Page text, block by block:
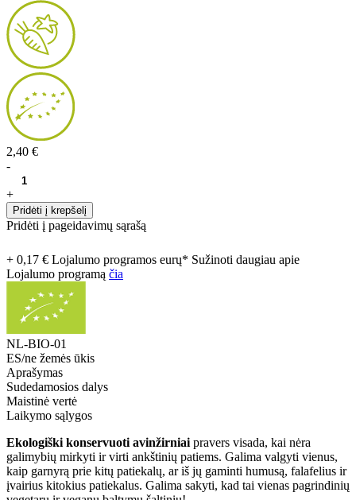
2,40 €
-
+
Pridėti į krepšelį
Pridėti į pageidavimų sąrašą
+ 0,17 € Lojalumo programos eurų* Sužinoti daugiau apie
Lojalumo programą čia
NL-BIO-01
ES/ne žemės ūkis
Aprašymas
Sudedamosios dalys
Maistinė vertė
Laikymo sąlygos
Ekologiški konservuoti avinžirniai pravers visada, kai nėra
galimybių mirkyti ir virti ankštinių patiems. Galima valgyti vienus,
kaip garnyrą prie kitų patiekalų, ar iš jų gaminti humusą, falafelius ir
įvairius kitokius patiekalus. Galima sakyti, kad tai vienas pagrindinių